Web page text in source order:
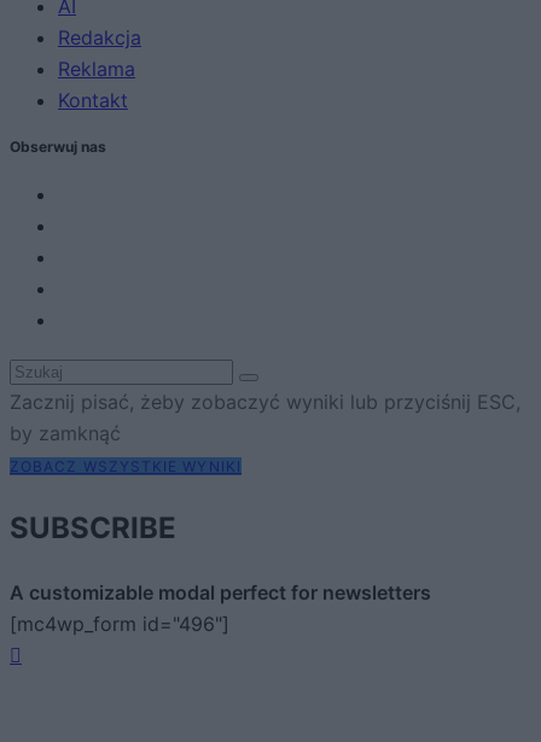
AI
Redakcja
Reklama
Kontakt
Obserwuj nas
Zacznij pisać, żeby zobaczyć wyniki lub przyciśnij ESC,
by zamknąć
ZOBACZ WSZYSTKIE WYNIKI
SUBSCRIBE
A customizable modal perfect for newsletters
[mc4wp_form id="496"]